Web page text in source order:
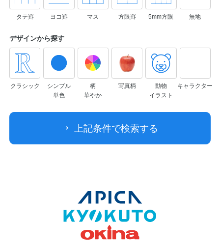
タテ罫 ヨコ罫 マス 方眼罫 5mm方眼 無地
デザインから探す
クラシック
シンプル
単色
柄
華やか
写真柄
動物
イラスト
キャラクター
上記条件で検索する